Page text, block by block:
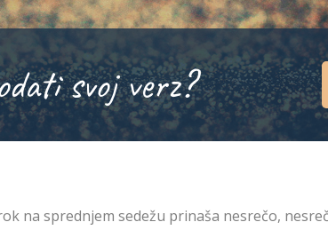
svoj verz?
na sprednjem sedežu prinaša nesrečo,